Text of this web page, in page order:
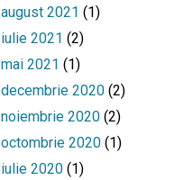
august 2021 (1)
iulie 2021 (2)
mai 2021 (1)
decembrie 2020 (2)
noiembrie 2020 (2)
octombrie 2020 (1)
iulie 2020 (1)